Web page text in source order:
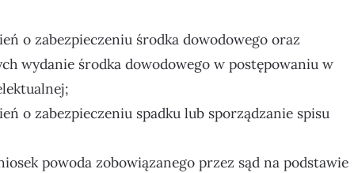
o zabezpieczeniu środka dowodowego oraz
wydanie środka dowodowego w postępowaniu w
o zabezpieczeniu spadku lub sporządzanie spisu
powoda zobowiązanego przez sąd na podstawie